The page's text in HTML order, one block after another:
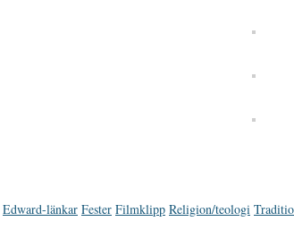
Edward-länkar Fester Filmklipp Religion/teologi